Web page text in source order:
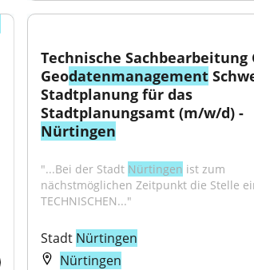
Technische Sachbearbeitung
Geodatenmanagement
Stadtplanung für das
Stadtplanungsamt (m/w/d) -
Nürtingen
"...Bei der Stadt Nürtingen ist zum
nächstmöglichen Zeitpunkt die Stelle
TECHNISCHEN..."
Stadt Nürtingen
Nürtingen